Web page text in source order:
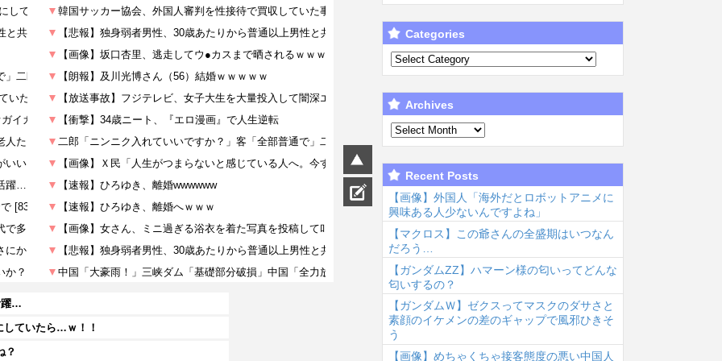
躍…
していたら…ｗ！！
？
Categories
Archives
Recent Posts
【画像】外国人「海外だとロボットアニメに
興味ある人少ないんですよね」
【マクロス】この爺さんの全盛期はいつなん
だろう…
【ガンダムΖΖ】ハマーン様の匂いってどんな
匂いするの？
【ガンダムＷ】ゼクスってマスクのダサさと
素顔のイケメンの差のギャップで風邪ひきそ
う
【画像】めちゃくちゃ接客態度の悪い中国人